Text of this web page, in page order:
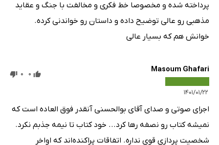
پرداخته شده و مخصوصا خط فکری و مخالفت با جنگ و عقاید
مذهبی رو عالی توضیح داده و داستان رو خواندنی کرده.
خوانش هم که بسیار عالی
Masoum Ghafari
۱۴۰۱/۰۱/۲۲
0
0
اجرای صوتی و صدای آقای بوالحسنی آنقدر فوق العاده است که
نمیشه کتاب رو نصفه رها کرد... خود کتاب تا نیمه جذبم نکرد.
شخصیت پردازی قوی نداره. اتفاقات پراکنده‌اند که اواخر